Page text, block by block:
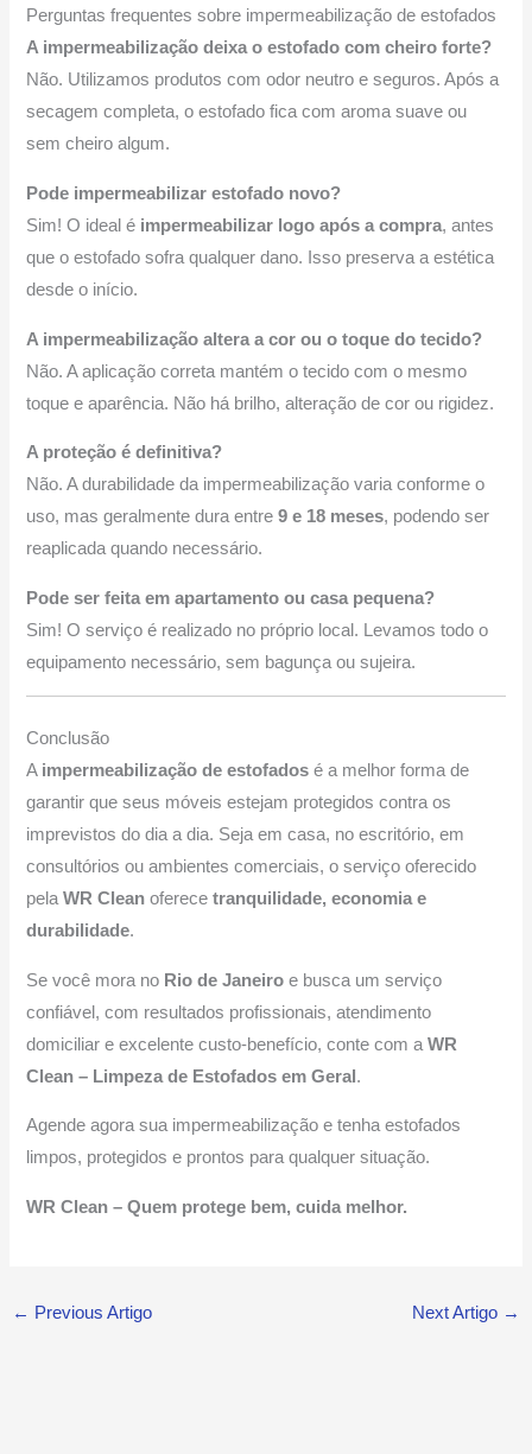
Perguntas frequentes sobre impermeabilização de estofados
A impermeabilização deixa o estofado com cheiro forte?
Não. Utilizamos produtos com odor neutro e seguros. Após a
secagem completa, o estofado fica com aroma suave ou
sem cheiro algum.
Pode impermeabilizar estofado novo?
Sim! O ideal é impermeabilizar logo após a compra, antes
que o estofado sofra qualquer dano. Isso preserva a estética
desde o início.
A impermeabilização altera a cor ou o toque do tecido?
Não. A aplicação correta mantém o tecido com o mesmo
toque e aparência. Não há brilho, alteração de cor ou rigidez.
A proteção é definitiva?
Não. A durabilidade da impermeabilização varia conforme o
uso, mas geralmente dura entre9 e 18 meses, podendo ser
reaplicada quando necessário.
Pode ser feita em apartamento ou casa pequena?
Sim! O serviço é realizado no próprio local. Levamos todo o
equipamento necessário, sem bagunça ou sujeira.
Conclusão
A impermeabilização de estofados é a melhor forma de
garantir que seus móveis estejam protegidos contra os
imprevistos do dia a dia. Seja em casa, no escritório, em
consultórios ou ambientes comerciais, o serviço oferecido
pelaWR Clean oferecetranquilidade, economia e
durabilidade.
Se você mora no Rio de Janeiro e busca um serviço
confiável, com resultados profissionais, atendimento
domiciliar e excelente custo-benefício, conte com aWR
Clean – Limpeza de Estofados em Geral .
Agende agora sua impermeabilização e tenha estofados
limpos, protegidos e prontos para qualquer situação.
WR Clean – Quem protege bem, cuida melhor.
← Previous Artigo Next Artigo →